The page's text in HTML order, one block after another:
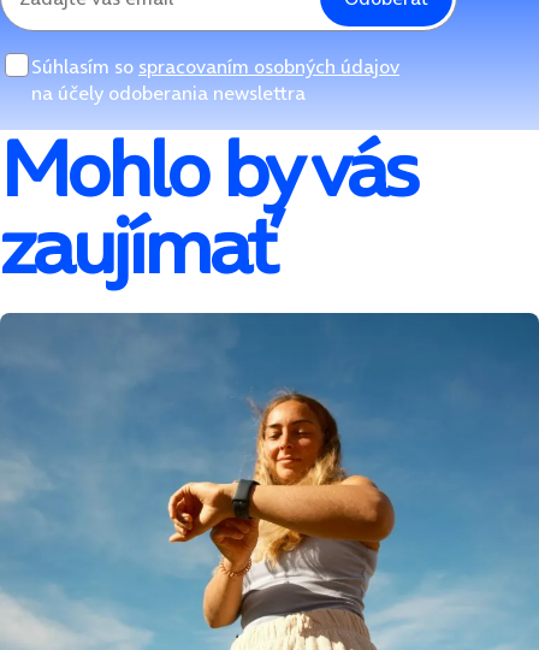
Súhlasím so spracovaním osobných údajov
na účely odoberania newslettra
Mohlo by vás
zaujímať